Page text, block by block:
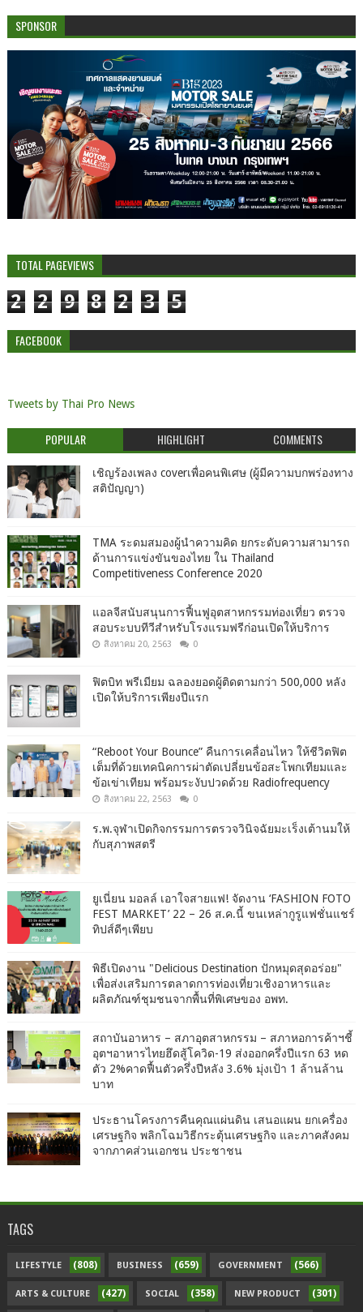
SPONSOR
TOTAL PAGEVIEWS
2 2 9 8 2 3 5
FACEBOOK
Tweets by Thai Pro News
POPULAR HIGHLIGHT COMMENTS
เชิญร้องเพลง coverเพื่อคนพิเศษ (ผู้มีความบกพร่องทาง
สติปัญญา)
TMA ระดมสมองผู้นำความคิด ยกระดับความสามารถ
ด้านการแข่งขันของไทย ใน Thailand
Competitiveness Conference 2020
แอลจีสนับสนุนการฟื้นฟูอุตสาหกรรมท่องเที่ยว ตรวจ
สอบระบบทีวีสำหรับโรงแรมฟรีก่อนเปิดให้บริการ
สิงหาคม 20, 2563 0
ฟิตบิท พรีเมียม ฉลองยอดผู้ติดตามกว่า 500,000 หลัง
เปิดให้บริการเพียงปีแรก
“Reboot Your Bounce” คืนการเคลื่อนไหว ให้ชีวิตฟิต
เต็มที่ด้วยเทคนิคการผ่าตัดเปลี่ยนข้อสะโพกเทียมและ
ข้อเข่าเทียม พร้อมระงับปวดด้วย Radiofrequency
สิงหาคม 22, 2563 0
ร.พ.จุฬาเปิดกิจกรรมการตรวจวินิจฉัยมะเร็งเต้านมให้
กับสุภาพสตรี
ยูเนี่ยน มอลล์ เอาใจสายแฟ! จัดงาน ‘FASHION FOTO
FEST MARKET’ 22 – 26 ส.ค.นี้ ขนเหล่ากูรูแฟชั่นแชร์
ทิปส์ดีๆเพียบ
พิธีเปิดงาน "Delicious Destination ปักหมุดสุดอร่อย"
เพื่อส่งเสริมการตลาดการท่องเที่ยวเชิงอาหารและ
ผลิตภัณฑ์ชุมชนจากพื้นที่พิเศษของ อพท.
สถาบันอาหาร – สภาอุตสาหกรรม – สภาหอการค้าฯชี้
อุตฯอาหารไทยฮึดสู้โควิด-19 ส่งออกครึ่งปีแรก 63 หด
ตัว 2%คาดฟื้นตัวครึ่งปีหลัง 3.6% มุ่งเป้า 1 ล้านล้าน
บาท
ประธานโครงการคืนคุณแผ่นดิน เสนอแผน ยกเครื่อง
เศรษฐกิจ พลิกโฉมวิธีกระตุ้นเศรษฐกิจ และภาคสังคม
จากภาคส่วนเอกชน ประชาชน
TAGS
LIFESTYLE (808) BUSINESS (659) GOVERNMENT (566)
ARTS & CULTURE (427) SOCIAL (358) NEW PRODUCT (301)